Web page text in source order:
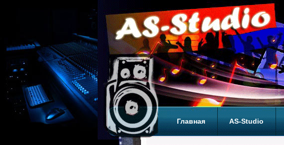
Главная AS-Studio